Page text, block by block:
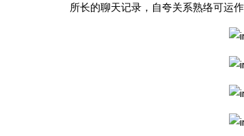
所长的聊天记录，自夸关系熟络可运作